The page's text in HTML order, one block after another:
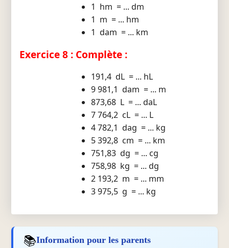
1 hm = ... dm
1 m = ... hm
1 dam = ... km
Exercice 8 : Complète :
191,4 dL = ... hL
9 981,1 dam = ... m
873,68 L = ... daL
7 764,2 cL = ... L
4 782,1 dag = ... kg
5 392,8 cm = ... km
751,83 dg = ... cg
758,98 kg = ... dg
2 193,2 m = ... mm
3 975,5 g = ... kg
📚Information pour les parents